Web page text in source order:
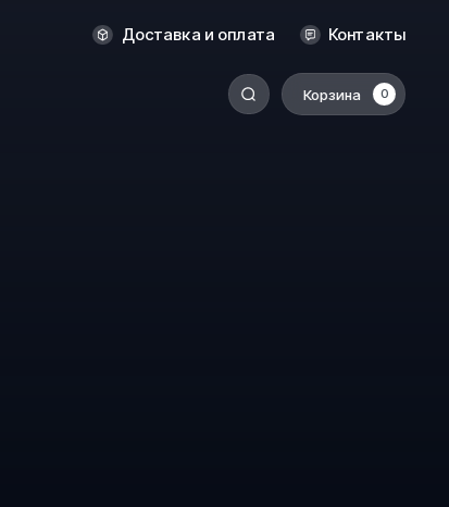
Доставка и оплата Контакты
Корзина 0
Оренбург
Ростов-на-Дону